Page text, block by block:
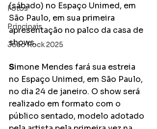
Fotos
Principais
João Rock 2025
(sábado) no Espaço Unimed, em
São Paulo, em sua primeira
apresentação no palco da casa de
shows.
Simone Mendes fará sua estreia
no Espaço Unimed, em São Paulo,
no dia 24 de janeiro. O show será
realizado em formato com o
público sentado, modelo adotado